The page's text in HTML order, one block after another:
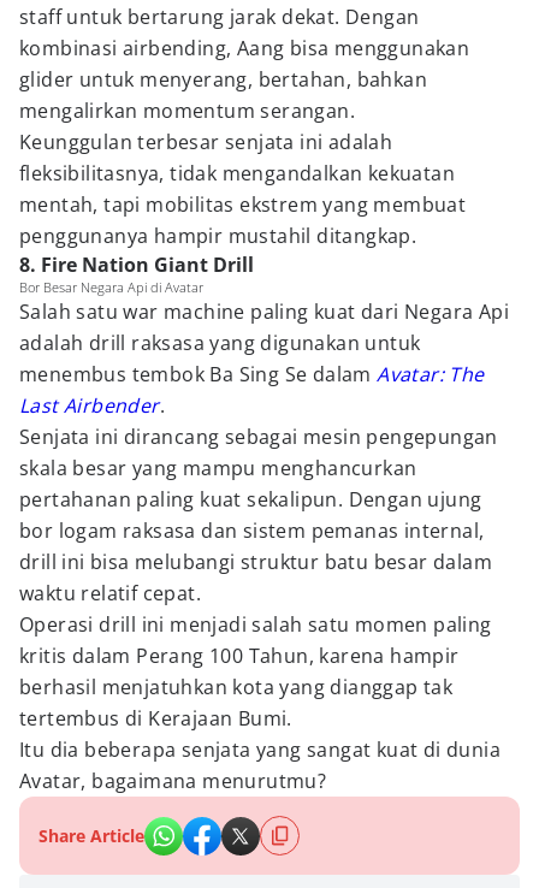
staff untuk bertarung jarak dekat. Dengan
kombinasi airbending, Aang bisa menggunakan
glider untuk menyerang, bertahan, bahkan
mengalirkan momentum serangan.
Keunggulan terbesar senjata ini adalah
fleksibilitasnya, tidak mengandalkan kekuatan
mentah, tapi mobilitas ekstrem yang membuat
penggunanya hampir mustahil ditangkap.
8. Fire Nation Giant Drill
Bor Besar Negara Api di Avatar
Salah satu war machine paling kuat dari Negara Api
adalah drill raksasa yang digunakan untuk
menembus tembok Ba Sing Se dalamAvatar: The
Last Airbender.
Senjata ini dirancang sebagai mesin pengepungan
skala besar yang mampu menghancurkan
pertahanan paling kuat sekalipun. Dengan ujung
bor logam raksasa dan sistem pemanas internal,
drill ini bisa melubangi struktur batu besar dalam
waktu relatif cepat.
Operasi drill ini menjadi salah satu momen paling
kritis dalam Perang 100 Tahun, karena hampir
berhasil menjatuhkan kota yang dianggap tak
tertembus di Kerajaan Bumi.
Itu dia beberapa senjata yang sangat kuat di dunia
Avatar, bagaimana menurutmu?
Share Article